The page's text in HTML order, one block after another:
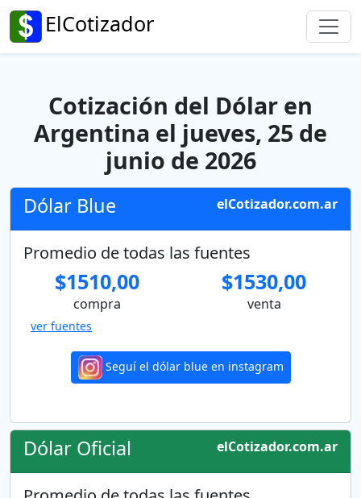
ElCotizador
Cotización del Dólar en
Argentina el jueves, 25 de
junio de 2026
Dólar Blue elCotizador.com.ar
Promedio de todas las fuentes
$1510,00
compra
$1530,00
venta
ver fuentes
Seguí el dólar blue en instagram
Dólar Oficial elCotizador.com.ar